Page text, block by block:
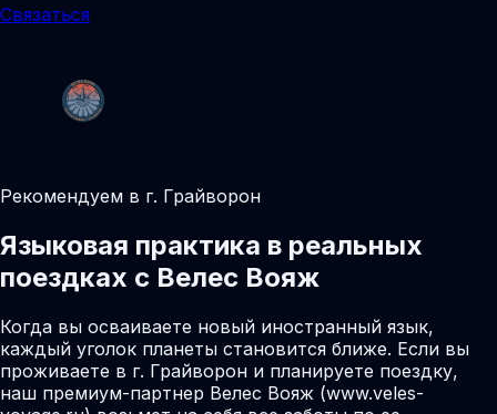
Связаться
Рекомендуем в г. Грайворон
Языковая практика в реальных
поездках с Велес Вояж
Когда вы осваиваете новый иностранный язык,
каждый уголок планеты становится ближе. Если вы
проживаете в г. Грайворон и планируете поездку,
наш премиум-партнер Велес Вояж (www.veles-